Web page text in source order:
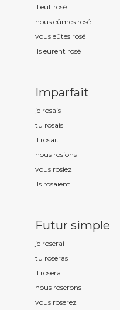
il eut rosé
nous eûmes rosé
vous eûtes rosé
ils eurent rosé
Imparfait
je rosais
tu rosais
il rosait
nous rosions
vous rosiez
ils rosaient
Futur simple
je roserai
tu roseras
il rosera
nous roserons
vous roserez